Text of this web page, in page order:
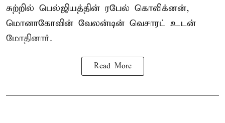
சுற்றில் பெல்ஜியத்தின் ரபேல் கொலிக்னன்,
மொனாகோவின் வேலன்டின் வெசாரட் உடன்
மோதினார்.
Read More